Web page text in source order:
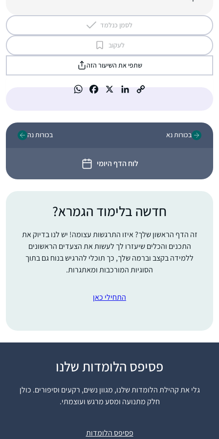
לסמן כנלמד
לעקוב
שתפי את השיעור הזה
בכורות נא
לוח הדף היומי
בכורות נה
חדשה בלימוד הגמרא?
זה הדף הראשון שלך? איזו התרגשות עצומה! יש לנו בדיוק את
התכנים והכלים שיעזרו לך לעשות את הצעדים הראשונים
ללמידה בקצב וברמה שלך, כך תוכלי להרגיש בנוח גם בתוך
הסוגיות המורכבות ומאתגרות.
התחילי כאן
פסיפס הלומדות שלנו
גלי את קהילת הלומדות שלנו, מגוון נשים, רקעים וסיפורים. כולן
חלק מתנועה ומסע מרגש ועוצמתי.
פסיפס הלומדות
אחי, שלומד דף יומי
חברותא ללימוד מסכת
ראש השנה והציע לי.
טכנית ורוב הזמן נעשתה
נוקדים, ישראל